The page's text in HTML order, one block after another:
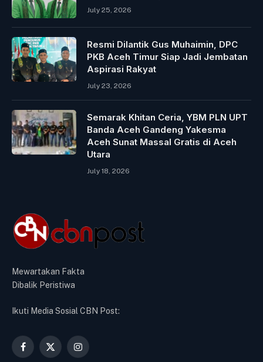
July 25, 2026
Resmi Dilantik Gus Muhaimin, DPC
PKB Aceh Timur Siap Jadi Jembatan
Aspirasi Rakyat
July 23, 2026
Semarak Khitan Ceria, YBM PLN UPT
Banda Aceh Gandeng Yakesma
Aceh Sunat Massal Gratis di Aceh
Utara
July 18, 2026
Mewartakan Fakta
Dibalik Peristiwa
Ikuti Media Sosial CBN Post:
Facebook
X
Instagram